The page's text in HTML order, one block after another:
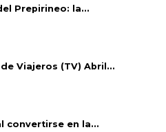
Prepirineo: la...
Viajeros (TV) Abril...
convertirse en la...